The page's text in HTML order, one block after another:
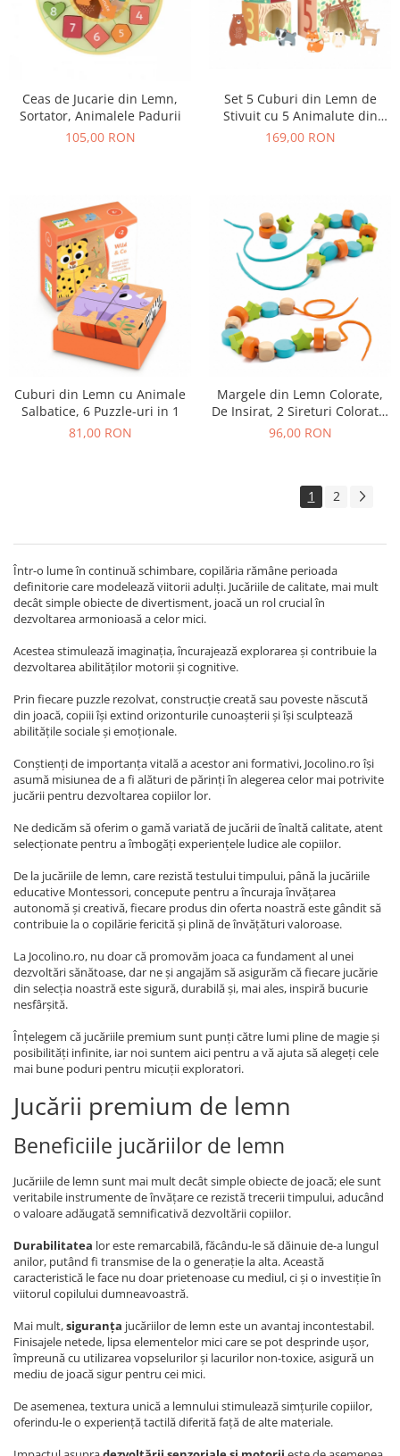
Ceas de Jucarie din Lemn,
Sortator, Animalele Padurii
105,00 RON
Set 5 Cuburi din Lemn de
Stivuit cu 5 Animalute din
Padure
169,00 RON
Cuburi din Lemn cu Animale
Salbatice, 6 Puzzle-uri in 1
81,00 RON
Margele din Lemn Colorate,
De Insirat, 2 Sireturi Colorate,
24 Margele
96,00 RON
1 2
Într-o lume în continuă schimbare, copilăria rămâne perioada
definitorie care modelează viitorii adulți. Jucăriile de calitate, mai mult
decât simple obiecte de divertisment, joacă un rol crucial în
dezvoltarea armonioasă a celor mici.
Acestea stimulează imaginația, încurajează explorarea și contribuie la
dezvoltarea abilităților motorii și cognitive.
Prin fiecare puzzle rezolvat, construcție creată sau poveste născută
din joacă, copiii își extind orizonturile cunoașterii și își sculptează
abilitățile sociale și emoționale.
Conștienți de importanța vitală a acestor ani formativi, Jocolino.ro își
asumă misiunea de a fi alături de părinți în alegerea celor mai potrivite
jucării pentru dezvoltarea copiilor lor.
Ne dedicăm să oferim o gamă variată de jucării de înaltă calitate, atent
selecționate pentru a îmbogăți experiențele ludice ale copiilor.
De la jucăriile de lemn, care rezistă testului timpului, până la jucăriile
educative Montessori, concepute pentru a încuraja învățarea
autonomă și creativă, fiecare produs din oferta noastră este gândit să
contribuie la o copilărie fericită și plină de învățături valoroase.
La Jocolino.ro, nu doar că promovăm joaca ca fundament al unei
dezvoltări sănătoase, dar ne și angajăm să asigurăm că fiecare jucărie
din selecția noastră este sigură, durabilă și, mai ales, inspiră bucurie
nesfârșită.
Înțelegem că jucăriile premium sunt punți către lumi pline de magie și
posibilități infinite, iar noi suntem aici pentru a vă ajuta să alegeți cele
mai bune poduri pentru micuții exploratori.
Jucării premium de lemn
Beneficiile jucăriilor de lemn
Jucăriile de lemn sunt mai mult decât simple obiecte de joacă; ele sunt
veritabile instrumente de învățare ce rezistă trecerii timpului, aducând
o valoare adăugată semnificativă dezvoltării copiilor.
Durabilitatea lor este remarcabilă, făcându-le să dăinuie de-a lungul
anilor, putând fi transmise de la o generație la alta. Această
caracteristică le face nu doar prietenoase cu mediul, ci și o investiție în
viitorul copilului dumneavoastră.
Mai mult,siguranța jucăriilor de lemn este un avantaj incontestabil.
Finisajele netede, lipsa elementelor mici care se pot desprinde ușor,
împreună cu utilizarea vopselurilor și lacurilor non-toxice, asigură un
mediu de joacă sigur pentru cei mici.
De asemenea, textura unică a lemnului stimulează simțurile copiilor,
oferindu-le o experiență tactilă diferită față de alte materiale.